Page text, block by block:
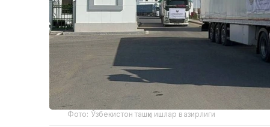
Фото: Ўзбекистон ташқи ишлар вазирлиги